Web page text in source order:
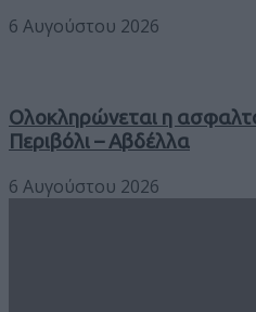
6 Αυγούστου 2026
Ολοκληρώνεται η
Περιβόλι – Αβδέλλα
6 Αυγούστου 2026